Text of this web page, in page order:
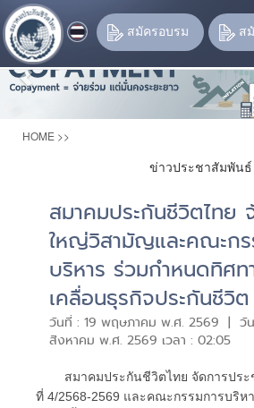
สมัครอบรม ส
Previous
HOME >>
ข่าวประชาสัมพันธ์
สมาคมประกันชีวิตไทย
ใหญ่วิสามัญและคณะกร
บริหาร ร่วมกำหนดทิศท
เคลื่อนธุรกิจประกันชีวิต
วันที่ : 19 พฤษภาคม พ.ศ. 2569 | วั
สิงหาคม พ.ศ. 2569 เวลา : 02:05
สมาคมประกันชีวิตไทย จัดการปร
ที่ 4/2568-2569 และคณะกรรมการบริ